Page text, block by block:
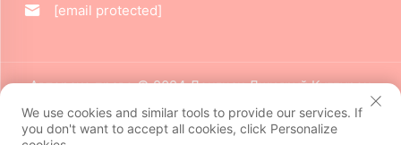
[email protected]
Авторско право © 2024 Донгчан Джияруй Културен
Креативен Ко., Лтд. Всички права запазени.
Политика за
поверителност
We use cookies and similar tools to provide our services. If
you don't want to accept all cookies, click Personalize